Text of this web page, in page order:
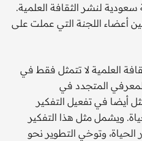
لنشر الثقافة العلمية.
أعضاء اللجنة التي عملت على
العلمية لا تتمثل فقط في
المتجدد في
أيضا في تفعيل التفكير
ويشمل مثل هذا التفكير
الحياة، وتوخي التطوير نحو